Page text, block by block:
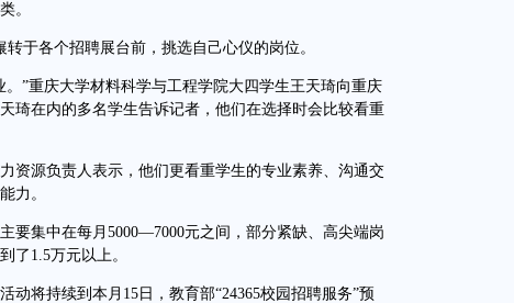
。
各个招聘展台前，挑选自己心仪的岗位。
”重庆大学材料科学与工程学院大四学生王天琦向重庆
琦在内的多名学生告诉记者，他们在选择时会比较看重
源负责人表示，他们更看重学生的专业素养、沟通交
力。
集中在每月5000—7000元之间，部分紧缺、高尖端岗
了1.5万元以上。
将持续到本月15日，教育部“24365校园招聘服务”预